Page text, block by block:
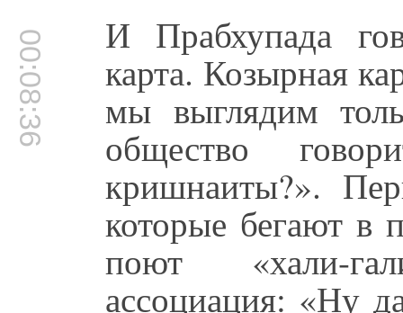
00:08:36 И Прабхупада
карта. Козырная
мы выглядим
общество
кришнаиты?».
которые бегают в
поют «хали-
ассоциация: «Ну